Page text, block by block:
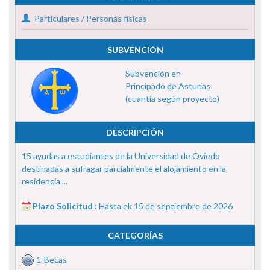
Particulares / Personas físicas
SUBVENCIÓN
Subvención en
Principado de Asturias
(cuantía según proyecto)
DESCRIPCIÓN
15 ayudas a estudiantes de la Universidad de Oviedo
destinadas a sufragar parcialmente el alojamiento en la
residencia ...
Plazo Solicitud : Hasta ek 15 de septiembre de 2026
CATEGORÍAS
1-Becas